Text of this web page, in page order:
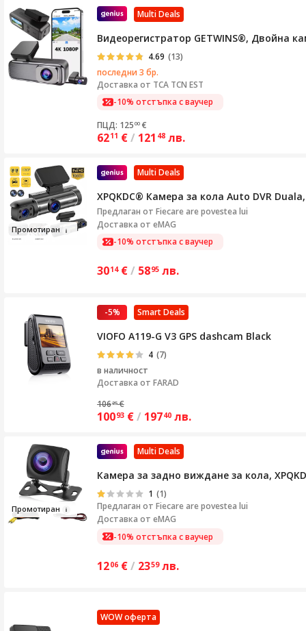
Multi Deals
Видеорегистратор GETWINS®, Двойна
4.69 (13)
последни 3 бр.
Доставка от TCA TCN EST
-10% отстъпка с ваучер
ПЦД: 125 00 €
6211 €/ 121 48 лв.
Промотиран
Multi Deals
XPQKDC® Камера за кола Auto DVR
Предлаган от Fiecare are povestea lui
Доставка от eMAG
-10% отстъпка с ваучер
3014 €/ 5895 лв.
Smart Deals
-5%
VIOFO A119-G V3 GPS dashcam Black
4 (7)
в наличност
Доставка от FARAD
10625 €
10093 €/ 19740 лв.
Промотиран
Multi Deals
Камера за задно виждане за кола,
1 (1)
Предлаган от Fiecare are povestea lui
Доставка от eMAG
-10% отстъпка с ваучер
1206 €/ 2359 лв.
WOW оферта